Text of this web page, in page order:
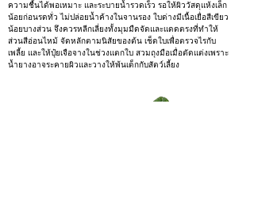
ความชื้นได้พอเหมาะ และระบายน้ำรวดเร็ว รอให้ผิววัสดุแห้งเล็ก
น้อยก่อนรดทั่ว ไม่ปล่อยน้ำค้างในจานรอง ใบด่างมีเนื้อเยื่อสีเขียว
น้อยบางส่วน จึงควรหลีกเลี่ยงทั้งมุมมืดจัดและแดดตรงที่ทำให้
ส่วนสีอ่อนไหม้ จัดหลักตามนิสัยของต้น เช็ดใบเพื่อตรวจไรกับ
เพลี้ย และให้ปุ๋ยเจือจางในช่วงแตกใบ สวมถุงมือเมื่อตัดแต่งเพราะ
น้ำยางอาจระคายผิวและวางให้พ้นเด็กกับสัตว์เลี้ยง